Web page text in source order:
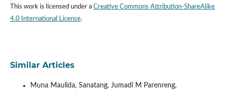
This work is licensed under a Creative Commons Attribution-ShareAlike
4.0 International License.
Similar Articles
Muna Maulida, Sanatang, Jumadi M Parenreng,